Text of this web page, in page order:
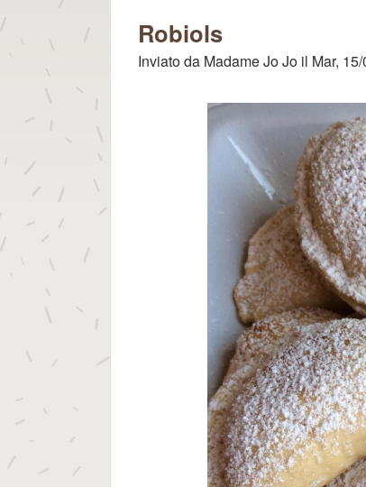
per gli Dei
Robiols
Inviato da Madame Jo Jo il Mar,